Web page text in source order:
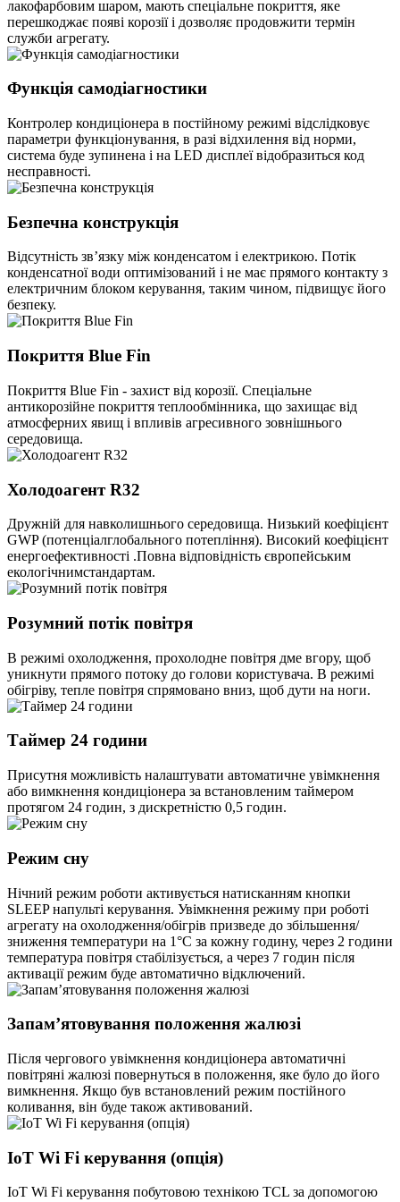
лакофарбовим шаром, мають спеціальне покриття, яке
перешкоджає появі корозії і дозволяє продовжити термін
служби агрегату.
Функція самодіагностики
Контролер кондиціонера в постійному режимі відслідковує
параметри функціонування, в разі відхилення від норми,
система буде зупинена і на LED дисплеї відобразиться код
несправності.
Безпечна конструкція
Відсутність зв’язку між конденсатом і електрикою. Потік
конденсатної води оптимізований і не має прямого контакту з
електричним блоком керування, таким чином, підвищує його
безпеку.
Покриття Blue Fin
Покриття Blue Fin - захист від корозії. Спеціальне
антикорозійне покриття теплообмінника, що захищає від
атмосферних явищ і впливів агресивного зовнішнього
середовища.
Холодоагент R32
Дружній для навколишнього середовища. Низький коефіцієнт
GWP (потенціалглобального потепління). Високий коефіцієнт
енергоефективності .Повна відповідність європейським
екологічнимстандартам.
Розумний потік повітря
В режимі охолодження, прохолодне повітря дме вгору, щоб
уникнути прямого потоку до голови користувача. В режимі
обігріву, тепле повітря спрямовано вниз, щоб дути на ноги.
Таймер 24 години
Присутня можливість налаштувати автоматичне увімкнення
або вимкнення кондиціонера за встановленим таймером
протягом 24 годин, з дискретністю 0,5 годин.
Режим сну
Нічний режим роботи активується натисканням кнопки
SLEEP напульті керування. Увімкнення режиму при роботі
агрегату на охолодження/обігрів призведе до збільшення/
зниження температури на 1°С за кожну годину, через 2 години
температура повітря стабілізується, а через 7 годин після
активації режим буде автоматично відключений.
Запам’ятовування положення жалюзі
Після чергового увімкнення кондиціонера автоматичні
повітряні жалюзі повернуться в положення, яке було до його
вимкнення. Якщо був встановлений режим постійного
коливання, він буде також активований.
IoT Wi Fi керування (опція)
IoT Wi Fi керування побутовою технікою TCL за допомогою